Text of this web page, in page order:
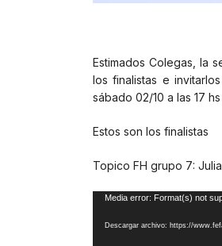
Estimados Colegas, la
los finalistas e
sábado 02/10 a las 17
Estos son los finalistas
Topico FH grupo 7:
Reproductor
Media error: Format(s) not
Descargar archivo: https://